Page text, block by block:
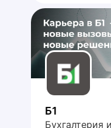
Б1
Бухгалтерия